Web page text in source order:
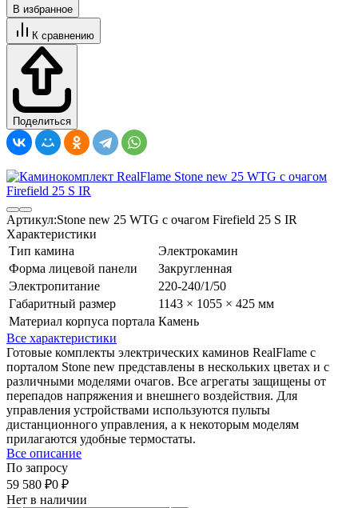
В избранное
К сравнению
Поделиться
Артикул:Stone new 25 WTG с очагом Firefield 25 S IR
Характеристики
Тип камина
Электрокамин
Форма лицевой панели
Закругленная
Электропитание
220-240/1/50
Габаритный размер
1143 × 1055 × 425 мм
Материал корпуса портала Камень
Все характеристики
Готовые комплекты электрических каминов RealFlame с
порталом Stone new представлены в нескольких цветах и с
различными моделями очагов. Все агрегаты защищены от
перепадов напряжения и внешнего воздействия. Для
управления устройствами используются пульты
дистанционного управления, а к некоторым моделям
прилагаются удобные термостаты.
Все описание
По запросу
59 580 ₽0 ₽
Нет в наличии